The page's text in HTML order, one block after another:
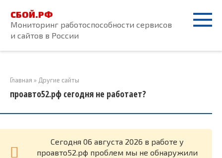
контенту
СБОЙ.РФ
Мониторинг работоспособности сервисов
и сайтов в России
Главная » Другие сайты
проавто52.рф сегодня не работает?
Cегодня 06 августа 2026 в работе у
проавто52.рф проблем мы не обнаружили